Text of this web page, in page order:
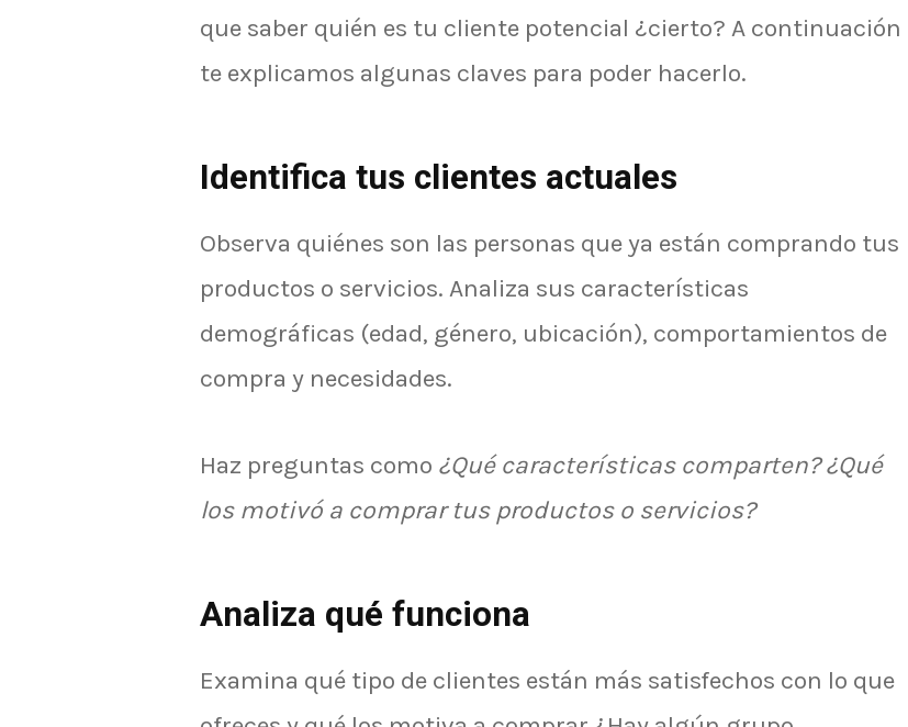
que saber quién es tu cliente potencial ¿cierto? A continuación
te explicamos algunas claves para poder hacerlo.
Identifica tus clientes actuales
Observa quiénes son las personas que ya están comprando tus
productos o servicios. Analiza sus características
demográficas (edad, género, ubicación), comportamientos de
compra y necesidades.
Haz preguntas como ¿Qué características comparten? ¿Qué
los motivó a comprar tus productos o servicios?
Analiza qué funciona
Examina qué tipo de clientes están más satisfechos con lo que